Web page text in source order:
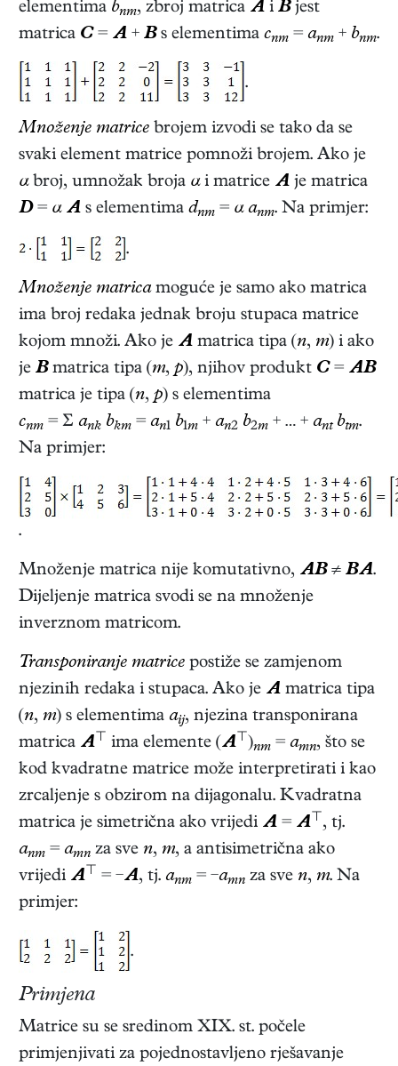
elementima bnm, zbroj matrica A i Bjest
matrica C= A + Bs elementima cnm = anm + bnm.
.
Množenje matrice brojem izvodi se tako da se
svaki element matrice pomnoži brojem. Ako je
αbroj, umnožak broja αi matrice A je matrica
D= α A s elementima dnm = α anm. Na primjer:
.
Množenje matricamoguće je samo ako matrica
ima broj redaka jednak broju stupaca matrice
kojom množi. Ako je A matrica tipa (n, m) i ako
je Bmatrica tipa (m,p), njihov produkt C= AB
matrica je tipa (n,p) s elementima
cnm = Σ ank bkm = an1 b1m + an2 b2m + … + antbtm.
Na primjer:
.
Množenje matrica nije komutativno, AB≠ BA.
Dijeljenje matrica svodi se na množenje
inverznom matricom.
Transponiranje matrice postiže se zamjenom
njezinih redaka i stupaca. Ako je A matrica tipa
(n, m) s elementima aij, njezina transponirana
matrica A ⊤ ima elemente (A ⊤ )nm = amn, što se
kod kvadratne matrice može interpretirati i kao
zrcaljenje s obzirom na dijagonalu. Kvadratna
matrica je simetrična ako vrijedi A = A ⊤ , tj.
anm = amn za sve n, m, a antisimetrična ako
vrijedi A ⊤ = −A, tj. anm = −amn za sve n, m. Na
primjer:
.
Primjena
Matrice su se sredinom XIX. st. počele
primjenjivati za pojednostavljeno rješavanje